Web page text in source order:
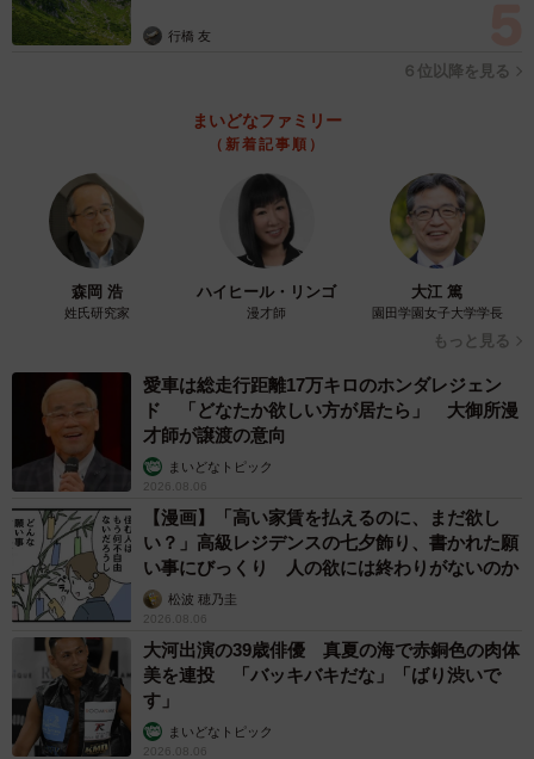
行橋 友
６位以降を見る
まいどなファミリー
（新着記事順）
森岡 浩
姓氏研究家
ハイヒール・リンゴ
漫才師
大江 篤
園田学園女子大学学長
もっと見る
愛車は総走行距離17万キロのホンダレジェン
ド 「どなたか欲しい方が居たら」 大御所漫
才師が譲渡の意向
まいどなトピック
2026.08.06
【漫画】「高い家賃を払えるのに、まだ欲し
い？」高級レジデンスの七夕飾り、書かれた願
い事にびっくり 人の欲には終わりがないのか
松波 穂乃圭
2026.08.06
大河出演の39歳俳優 真夏の海で赤銅色の肉体
美を連投 「バッキバキだな」「ばり渋いで
す」
まいどなトピック
2026.08.06